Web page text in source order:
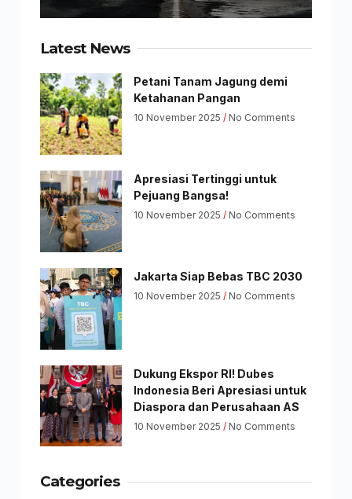
Latest News
Petani Tanam Jagung demi
Ketahanan Pangan
10 November 2025 No Comments
Apresiasi Tertinggi untuk
Pejuang Bangsa!
10 November 2025 No Comments
Jakarta Siap Bebas TBC 2030
10 November 2025 No Comments
Dukung Ekspor RI! Dubes
Indonesia Beri Apresiasi untuk
Diaspora dan Perusahaan AS
10 November 2025 No Comments
Categories